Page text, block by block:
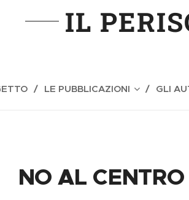
IL
LE PUBBLICAZIONI GLI
NO AL